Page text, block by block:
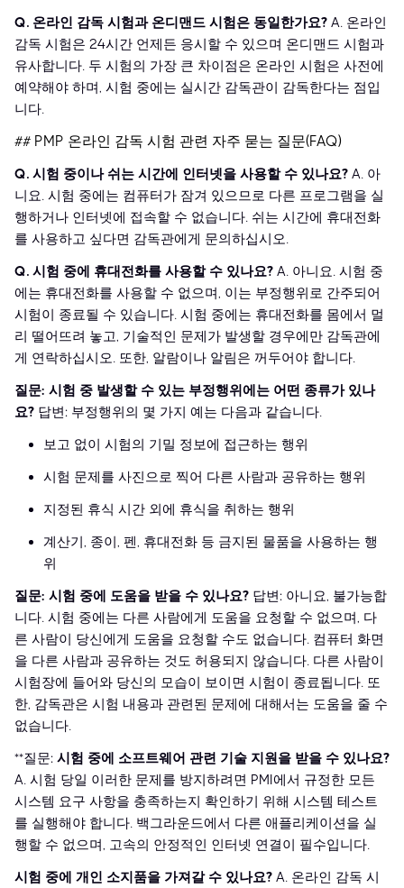
Q. 온라인 감독 시험과 온디맨드 시험은 동일한가요? A. 온라인
감독 시험은 24시간 언제든 응시할 수 있으며 온디맨드 시험과
유사합니다. 두 시험의 가장 큰 차이점은 온라인 시험은 사전에
예약해야 하며, 시험 중에는 실시간 감독관이 감독한다는 점입
니다.
## PMP 온라인 감독 시험 관련 자주 묻는 질문(FAQ)
Q. 시험 중이나 쉬는 시간에 인터넷을 사용할 수 있나요? A. 아
니요. 시험 중에는 컴퓨터가 잠겨 있으므로 다른 프로그램을 실
행하거나 인터넷에 접속할 수 없습니다. 쉬는 시간에 휴대전화
를 사용하고 싶다면 감독관에게 문의하십시오.
Q. 시험 중에 휴대전화를 사용할 수 있나요? A. 아니요. 시험 중
에는 휴대전화를 사용할 수 없으며, 이는 부정행위로 간주되어
시험이 종료될 수 있습니다. 시험 중에는 휴대전화를 몸에서 멀
리 떨어뜨려 놓고, 기술적인 문제가 발생할 경우에만 감독관에
게 연락하십시오. 또한, 알람이나 알림은 꺼두어야 합니다.
질문: 시험 중 발생할 수 있는 부정행위에는 어떤 종류가 있나
요? 답변: 부정행위의 몇 가지 예는 다음과 같습니다.
보고 없이 시험의 기밀 정보에 접근하는 행위
시험 문제를 사진으로 찍어 다른 사람과 공유하는 행위
지정된 휴식 시간 외에 휴식을 취하는 행위
계산기, 종이, 펜, 휴대전화 등 금지된 물품을 사용하는 행
위
질문: 시험 중에 도움을 받을 수 있나요? 답변: 아니요, 불가능합
니다. 시험 중에는 다른 사람에게 도움을 요청할 수 없으며, 다
른 사람이 당신에게 도움을 요청할 수도 없습니다. 컴퓨터 화면
을 다른 사람과 공유하는 것도 허용되지 않습니다. 다른 사람이
시험장에 들어와 당신의 모습이 보이면 시험이 종료됩니다. 또
한, 감독관은 시험 내용과 관련된 문제에 대해서는 도움을 줄 수
없습니다.
**질문: 시험 중에 소프트웨어 관련 기술 지원을 받을 수 있나요?
A. 시험 당일 이러한 문제를 방지하려면 PMI에서 규정한 모든
시스템 요구 사항을 충족하는지 확인하기 위해 시스템 테스트
를 실행해야 합니다. 백그라운드에서 다른 애플리케이션을 실
행할 수 없으며, 고속의 안정적인 인터넷 연결이 필수입니다.
시험 중에 개인 소지품을 가져갈 수 있나요? A. 온라인 감독 시